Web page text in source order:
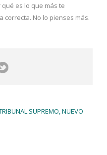
es lo que más te
correcta. No lo pienses más.
SUPREMO, NUEVO